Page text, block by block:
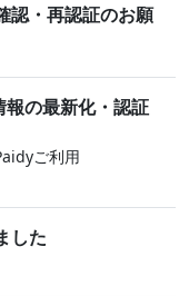
認・再認証のお願
の最新化・認​証
ご利用
した